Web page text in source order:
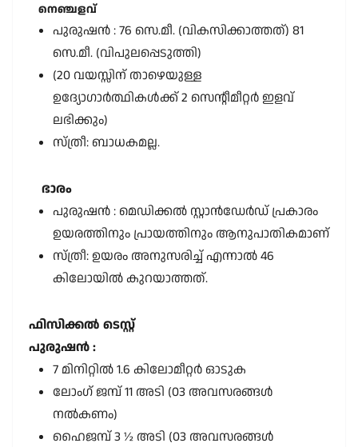
നെഞ്ചളവ്
പുരുഷൻ : 76 സെ.മീ. (വികസിക്കാത്തത്) 81
സെ.മീ. (വിപുലപ്പെടുത്തി)
(20 വയസ്സിന് താഴെയുള്ള
ഉദ്യോഗാർത്ഥികൾക്ക് 2 സെൻ്റീമീറ്റർ ഇളവ്
ലഭിക്കും)
സ്ത്രീ: ബാധകമല്ല.
ഭാരം
പുരുഷൻ : മെഡിക്കൽ സ്റ്റാൻഡേർഡ് പ്രകാരം
ഉയരത്തിനും പ്രായത്തിനും ആനുപാതികമാണ്
സ്ത്രീ: ഉയരം അനുസരിച്ച് എന്നാൽ 46
കിലോയിൽ കുറയാത്തത്.
ഫിസിക്കൽ ടെസ്റ്റ്
പുരുഷൻ :
7 മിനിറ്റിൽ 1.6 കിലോമീറ്റർ ഓടുക
ലോംഗ് ജമ്പ് 11 അടി (03 അവസരങ്ങൾ
നൽകണം)
ഹൈജമ്പ് 3 ½ അടി (03 അവസരങ്ങൾ